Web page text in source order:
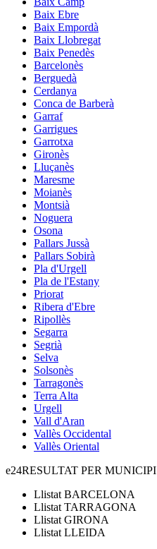
Baix Ebre
Baix Empordà
Baix Llobregat
Baix Penedès
Barcelonès
Berguedà
Cerdanya
Conca de Barberà
Garraf
Garrigues
Garrotxa
Gironès
Lluçanès
Maresme
Moianès
Montsià
Noguera
Osona
Pallars Jussà
Pallars Sobirà
Pla d'Urgell
Pla de l'Estany
Priorat
Ribera d'Ebre
Ripollès
Segarra
Segrià
Selva
Solsonès
Tarragonès
Terra Alta
Urgell
Vall d'Aran
Vallès Occidental
Vallès Oriental
e24RESULTAT PER MUNICIPI
Llistat BARCELONA
Llistat TARRAGONA
Llistat GIRONA
Llistat LLEIDA